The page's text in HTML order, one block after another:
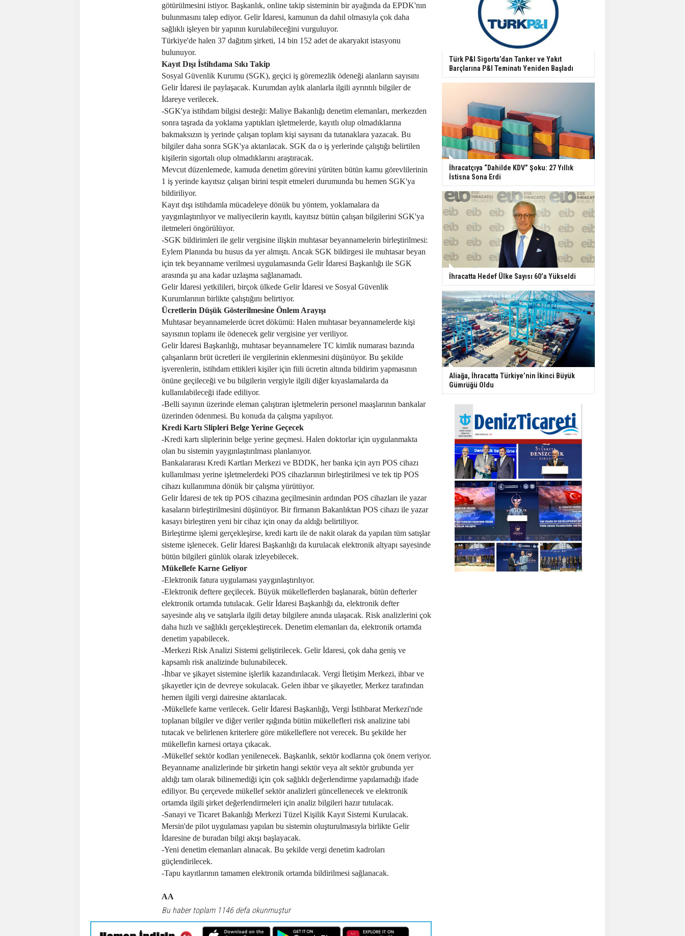
götürülmesini istiyor. Başkanlık, online takip sisteminin bir ayağında da EPDK'nın
bulunmasını talep ediyor. Gelir İdaresi, kamunun da dahil olmasıyla çok daha
sağlıklı işleyen bir yapının kurulabileceğini vurguluyor.
Türkiye'de halen 37 dağıtım şirketi, 14 bin 152 adet de akaryakıt istasyonu
bulunuyor.
Kayıt Dışı İstihdama Sıkı Takip
Sosyal Güvenlik Kurumu (SGK), geçici iş göremezlik ödeneği alanların sayısını
Gelir İdaresi ile paylaşacak. Kurumdan aylık alanlarla ilgili ayrıntılı bilgiler de
İdareye verilecek.
-SGK'ya istihdam bilgisi desteği: Maliye Bakanlığı denetim elemanları, merkezden
sonra taşrada da yoklama yaptıkları işletmelerde, kayıtlı olup olmadıklarına
bakmaksızın iş yerinde çalışan toplam kişi sayısını da tutanaklara yazacak. Bu
bilgiler daha sonra SGK'ya aktarılacak. SGK da o iş yerlerinde çalıştığı belirtilen
kişilerin sigortalı olup olmadıklarını araştıracak.
Mevcut düzenlemede, kamuda denetim görevini yürüten bütün kamu görevlilerinin
1 iş yerinde kayıtsız çalışan birini tespit etmeleri durumunda bu hemen SGK'ya
bildiriliyor.
Kayıt dışı istihdamla mücadeleye dönük bu yöntem, yoklamalara da
yaygınlaştırılıyor ve maliyecilerin kayıtlı, kayıtsız bütün çalışan bilgilerini SGK'ya
iletmeleri öngörülüyor.
-SGK bildirimleri ile gelir vergisine ilişkin muhtasar beyannamelerin birleştirilmesi:
Eylem Planında bu husus da yer almıştı. Ancak SGK bildirgesi ile muhtasar beyan
için tek beyanname verilmesi uygulamasında Gelir İdaresi Başkanlığı ile SGK
arasında şu ana kadar uzlaşma sağlanamadı.
Gelir İdaresi yetkilileri, birçok ülkede Gelir İdaresi ve Sosyal Güvenlik
Kurumlarının birlikte çalıştığını belirtiyor.
Ücretlerin Düşük Gösterilmesine Önlem Arayışı
Muhtasar beyannamelerde ücret dökümü: Halen muhtasar beyannamelerde kişi
sayısının toplamı ile ödenecek gelir vergisine yer veriliyor.
Gelir İdaresi Başkanlığı, muhtasar beyannamelere TC kimlik numarası bazında
çalışanların brüt ücretleri ile vergilerinin eklenmesini düşünüyor. Bu şekilde
işverenlerin, istihdam ettikleri kişiler için fiili ücretin altında bildirim yapmasının
önüne geçileceği ve bu bilgilerin vergiyle ilgili diğer kıyaslamalarda da
kullanılabileceği ifade ediliyor.
-Belli sayının üzerinde eleman çalıştıran işletmelerin personel maaşlarının bankalar
üzerinden ödenmesi. Bu konuda da çalışma yapılıyor.
Kredi Kartı Slipleri Belge Yerine Geçecek
-Kredi kartı sliplerinin belge yerine geçmesi. Halen doktorlar için uygulanmakta
olan bu sistemin yaygınlaştırılması planlanıyor.
Bankalararası Kredi Kartları Merkezi ve BDDK, her banka için ayrı POS cihazı
kullanılması yerine işletmelerdeki POS cihazlarının birleştirilmesi ve tek tip POS
cihazı kullanımına dönük bir çalışma yürütüyor.
Gelir İdaresi de tek tip POS cihazına geçilmesinin ardından POS cihazları ile yazar
kasaların birleştirilmesini düşünüyor. Bir firmanın Bakanlıktan POS cihazı ile yazar
kasayı birleştiren yeni bir cihaz için onay da aldığı belirtiliyor.
Birleştirme işlemi gerçekleşirse, kredi kartı ile de nakit olarak da yapılan tüm satışlar
sisteme işlenecek. Gelir İdaresi Başkanlığı da kurulacak elektronik altyapı sayesinde
bütün bilgileri günlük olarak izleyebilecek.
Mükellefe Karne Geliyor
-Elektronik fatura uygulaması yaygınlaştırılıyor.
-Elektronik deftere geçilecek. Büyük mükelleflerden başlanarak, bütün defterler
elektronik ortamda tutulacak. Gelir İdaresi Başkanlığı da, elektronik defter
sayesinde alış ve satışlarla ilgili detay bilgilere anında ulaşacak. Risk analizlerini çok
daha hızlı ve sağlıklı gerçekleştirecek. Denetim elemanları da, elektronik ortamda
denetim yapabilecek.
-Merkezi Risk Analizi Sistemi geliştirilecek. Gelir İdaresi, çok daha geniş ve
kapsamlı risk analizinde bulunabilecek.
-İhbar ve şikayet sistemine işlerlik kazandırılacak. Vergi İletişim Merkezi, ihbar ve
şikayetler için de devreye sokulacak. Gelen ihbar ve şikayetler, Merkez tarafından
hemen ilgili vergi dairesine aktarılacak.
-Mükellefe karne verilecek. Gelir İdaresi Başkanlığı, Vergi İstihbarat Merkezi'nde
toplanan bilgiler ve diğer veriler ışığında bütün mükellefleri risk analizine tabi
tutacak ve belirlenen kriterlere göre mükelleflere not verecek. Bu şekilde her
mükellefin karnesi ortaya çıkacak.
-Mükellef sektör kodları yenilenecek. Başkanlık, sektör kodlarına çok önem veriyor.
Beyanname analizlerinde bir şirketin hangi sektör veya alt sektör grubunda yer
aldığı tam olarak bilinemediği için çok sağlıklı değerlendirme yapılamadığı ifade
ediliyor. Bu çerçevede mükellef sektör analizleri güncellenecek ve elektronik
ortamda ilgili şirket değerlendirmeleri için analiz bilgileri hazır tutulacak.
-Sanayi ve Ticaret Bakanlığı Merkezi Tüzel Kişilik Kayıt Sistemi Kurulacak.
Mersin'de pilot uygulaması yapılan bu sistemin oluşturulmasıyla birlikte Gelir
İdaresine de buradan bilgi akışı başlayacak.
-Yeni denetim elemanları alınacak. Bu şekilde vergi denetim kadroları
güçlendirilecek.
-Tapu kayıtlarının tamamen elektronik ortamda bildirilmesi sağlanacak.
AA
Bu haber toplam 1146 defa okunmuştur
Türk P&I Sigorta’dan Tanker ve Yakıt
Barçlarına P&I Teminatı Yeniden Başladı
İhracatçıya “Dahilde KDV” Şoku: 27 Yıllık
İstisna Sona Erdi
İhracatta Hedef Ülke Sayısı 60’a Yükseldi
Aliağa, İhracatta Türkiye’nin İkinci Büyük
Gümrüğü Oldu